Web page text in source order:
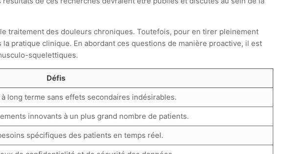
traitement des douleurs chroniques. Toutefois, pour en tirer pleinement
pratique clinique. En abordant ces questions de manière proactive, il est
squelettiques.
Défis
à long terme sans effets secondaires indésirables.
innovants à un plus grand nombre de patients.
spécifiques des patients en temps réel.